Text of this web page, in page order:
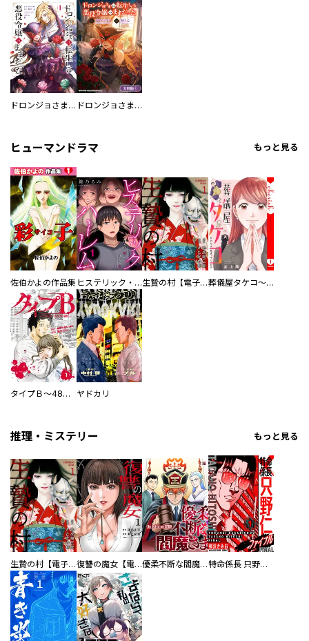
ドロンジョさまは転生しても悪役令嬢のままだった ドロンジョさまは転生しても悪役令嬢のままだった【分冊版】
ヒューマンドラマ もっと見る
佐伯かよの作品集 ヒステリック・ハーレム～搾られる男と堕ちる女～【電子単行本版】 生贄の村【電子単行本版】 葬儀屋タケコ～あなたの最期、叶えます【電子単行本版】
タイプＢ～48時間後、致死率100％～【単話】 ヤドカリ
推理・ミステリー もっと見る
生贄の村【電子単行本版】 復讐の魔女【電子単行本版】 優柔不断な閻魔さま 特命係長 只野仁ファイナル 愛蔵版